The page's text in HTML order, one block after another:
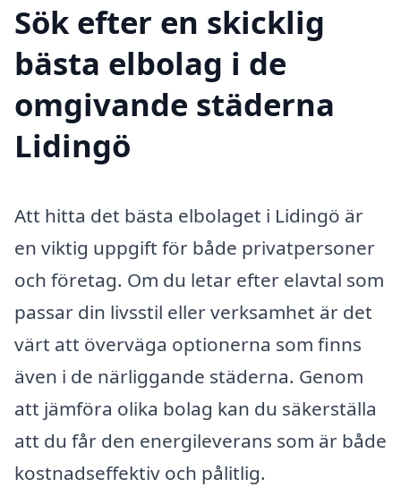
Sök efter en skicklig
bästa elbolag i de
omgivande städerna
Lidingö
Att hitta det bästa elbolaget i Lidingö är
en viktig uppgift för både privatpersoner
och företag. Om du letar efter elavtal som
passar din livsstil eller verksamhet är det
värt att överväga optionerna som finns
även i de närliggande städerna. Genom
att jämföra olika bolag kan du säkerställa
att du får den energileverans som är både
kostnadseffektiv och pålitlig.